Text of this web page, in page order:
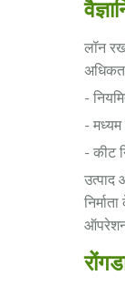
लॉन
-
- मध्यम
- कीट
उत्पाद